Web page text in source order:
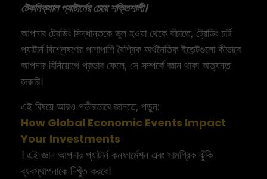
টেকনিক্যাল প্যাটার্নের চেয়ে শক্তিশালী।
আপনার ট্রেডিং সিদ্ধান্তকে ভুল হওয়া থেকে বাঁচাতে, ট্রেডিং চার্ট
প্যাটার্ন বিশ্লেষণের পাশাপাশি বৈশ্বিক অর্থনৈতিক ইভেন্টগুলো কীভাবে
আপনার বিনিয়োগে প্রভাব ফেলে, সে সম্পর্কে জ্ঞান থাকা অত্যন্ত
জরুরি।
এই বিষয়ে আরও গভীরভাবে জানতে, পড়ুন:
How Global Economic Events Impact
Your Investments
। এই জ্ঞান আপনার প্যাটার্ন কনফার্মেশন এবং সামগ্রিক ঝুঁকি
ব্যবস্থাপনাকে নিখুঁত করবে।